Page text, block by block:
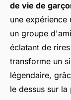
de vie de
une expérience
un groupe
éclatant de
transforme un
légendaire,
le dessus sur